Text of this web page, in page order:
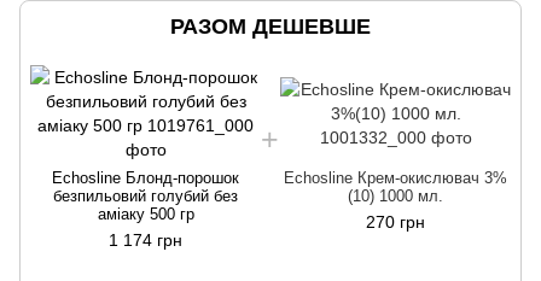
РАЗОМ ДЕШЕВШЕ
Echosline Блонд-порошок
безпильовий голубий без
аміаку 500 гр
1 174 грн
Echosline Крем-окислювач 3%
(10) 1000 мл.
270 грн